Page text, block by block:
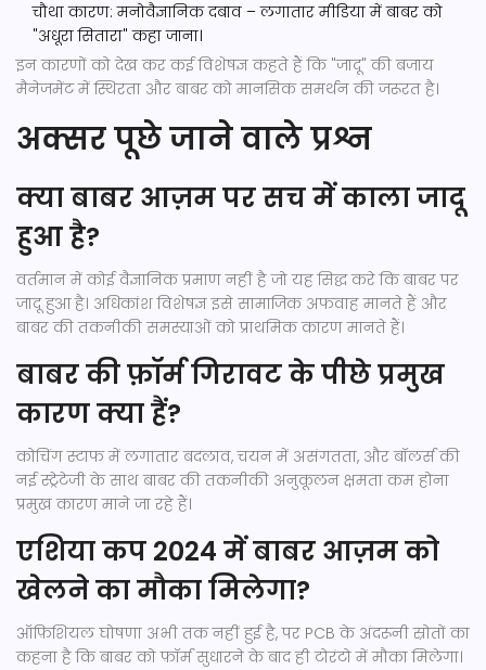
चौथा कारण: मनोवैज्ञानिक दबाव – लगातार मीडिया में बाबर को
"अधूरा सितारा" कहा जाना।
इन कारणों को देख कर कई विशेषज्ञ कहते हैं कि "जादू" की बजाय
मैनेजमेंट में स्थिरता और बाबर को मानसिक समर्थन की जरूरत है।
अक्सर पूछे जाने वाले प्रश्न
क्या बाबर आज़म पर सच में काला जादू
हुआ है?
वर्तमान में कोई वैज्ञानिक प्रमाण नहीं है जो यह सिद्ध करे कि बाबर पर
जादू हुआ है। अधिकांश विशेषज्ञ इसे सामाजिक अफवाह मानते हैं और
बाबर की तकनीकी समस्याओं को प्राथमिक कारण मानते हैं।
बाबर की फ़ॉर्म गिरावट के पीछे प्रमुख
कारण क्या हैं?
कोचिंग स्टाफ में लगातार बदलाव, चयन में असंगतता, और बॉलर्स की
नई स्ट्रेटेजी के साथ बाबर की तकनीकी अनुकूलन क्षमता कम होना
प्रमुख कारण माने जा रहे हैं।
एशिया कप 2024 में बाबर आज़म को
खेलने का मौका मिलेगा?
ऑफ़िशियल घोषणा अभी तक नहीं हुई है, पर PCB के अंदरूनी स्रोतों का
कहना है कि बाबर को फ़ॉर्म सुधारने के बाद ही टोरंटो में मौका मिलेगा।